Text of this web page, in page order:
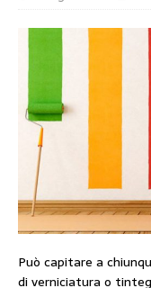
Può capitare a
di verniciatura o